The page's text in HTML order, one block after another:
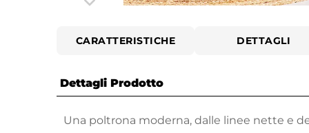
CARATTERISTICHE DETTAGLI
Dettagli Prodotto
Una poltrona moderna, dalle linee nette e